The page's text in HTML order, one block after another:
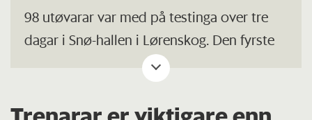
98 utøvarar var med på testinga over tre
dagar i Snø-hallen i Lørenskog. Den fyrste
dagen køyrde alle slalåmløypa så fort dei